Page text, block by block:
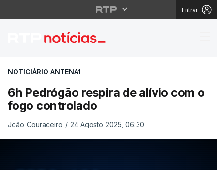
Entrar
6h Pedrógão respira
NOTICIÁRIO ANTENA1
6h Pedrógão respira de alívio com o
fogo controlado
João Couraceiro / 24 Agosto 2025, 06:30